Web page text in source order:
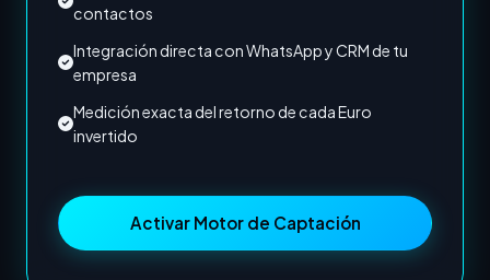
contactos
Integración directa con WhatsApp y CRM de tu
empresa
Medición exacta del retorno de cada Euro
invertido
Activar Motor de Captación